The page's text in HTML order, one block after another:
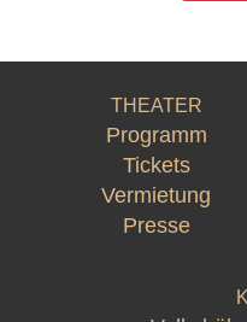
THEATER
Programm
Tickets
Vermietung
Presse